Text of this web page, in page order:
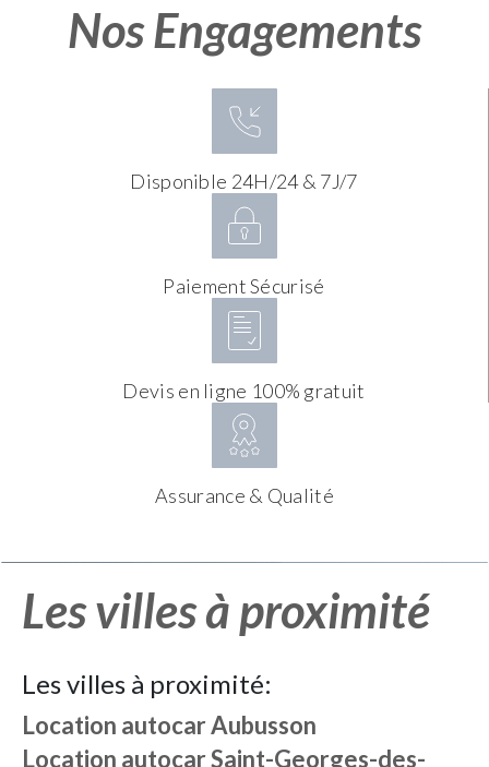
Nos Engagements
Disponible 24H/24 & 7J/7
Paiement Sécurisé
Devis en ligne 100% gratuit
Assurance & Qualité
Les villes à proximité
Les villes à proximité:
Location autocarAubusson
Location autocarSaint-Georges-des-